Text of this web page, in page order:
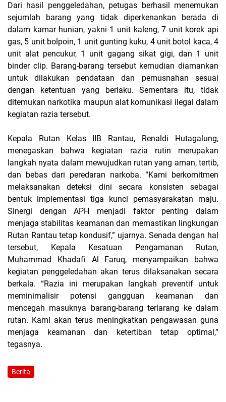
Dari hasil penggeledahan, petugas berhasil menemukan
sejumlah barang yang tidak diperkenankan berada di
dalam kamar hunian, yakni 1 unit kaleng, 7 unit korek api
gas, 5 unit bolpoin, 1 unit gunting kuku, 4 unit botol kaca, 4
unit alat pencukur, 1 unit gagang sikat gigi, dan 1 unit
binder clip. Barang-barang tersebut kemudian diamankan
untuk dilakukan pendataan dan pemusnahan sesuai
dengan ketentuan yang berlaku. Sementara itu, tidak
ditemukan narkotika maupun alat komunikasi ilegal dalam
kegiatan razia tersebut.
Kepala Rutan Kelas IIB Rantau, Renaldi Hutagalung,
menegaskan bahwa kegiatan razia rutin merupakan
langkah nyata dalam mewujudkan rutan yang aman, tertib,
dan bebas dari peredaran narkoba. “Kami berkomitmen
melaksanakan deteksi dini secara konsisten sebagai
bentuk implementasi tiga kunci pemasyarakatan maju.
Sinergi dengan APH menjadi faktor penting dalam
menjaga stabilitas keamanan dan memastikan lingkungan
Rutan Rantau tetap kondusif,” ujarnya. Senada dengan hal
tersebut, Kepala Kesatuan Pengamanan Rutan,
Muhammad Khadafi Al Faruq, menyampaikan bahwa
kegiatan penggeledahan akan terus dilaksanakan secara
berkala. “Razia ini merupakan langkah preventif untuk
meminimalisir potensi gangguan keamanan dan
mencegah masuknya barang-barang terlarang ke dalam
rutan. Kami akan terus meningkatkan pengawasan guna
menjaga keamanan dan ketertiban tetap optimal,”
tegasnya.
Berita